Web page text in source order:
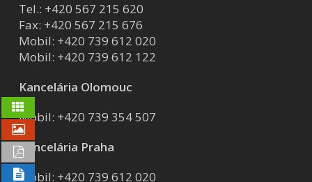
Tel.: +420 567 215 620
Fax: +420 567 215 676
Mobil: +420 739 612 020
Mobil: +420 739 612 122
Kancelária Olomouc
Mobil: +420 739 354 507
Kancelária Praha
Mobil: +420 739 612 020